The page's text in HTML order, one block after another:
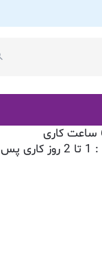
: 1 تا 2 روز کاری پس از تایید سفارش